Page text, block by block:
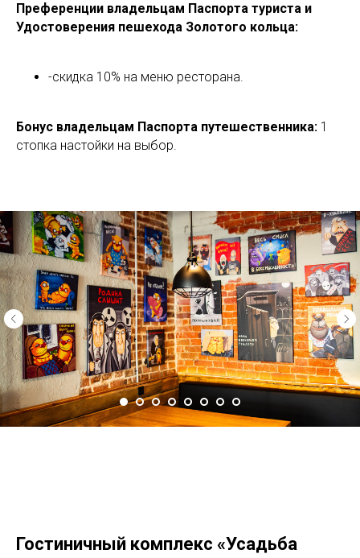
Преференции владельцам Паспорта туриста и
Удостоверения пешехода Золотого кольца:
-скидка 10% на меню ресторана.
Бонус владельцам Паспорта путешественника: 1
стопка настойки на выбор.
Гостиничный комплекс «Усадьба